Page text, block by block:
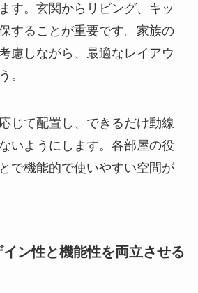
す。玄関からリビング、キッ
することが重要です。家族の
慮しながら、最適なレイアウ
。
じて配置し、できるだけ動線
いようにします。各部屋の役
で機能的で使いやすい空間が
ン性と機能性を両立させる